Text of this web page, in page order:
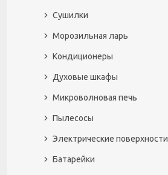
Сушилки
Морозильная ларь
Кондиционеры
Духовые шкафы
Микроволновая печь
Пылесосы
Электрические поверхности
Батарейки